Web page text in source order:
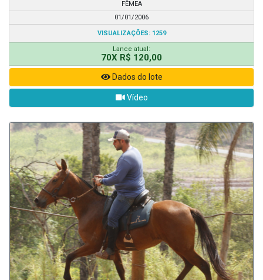
FÊMEA
01/01/2006
VISUALIZAÇÕES: 1259
Lance atual:
70X R$ 120,00
Dados do lote
Vídeo